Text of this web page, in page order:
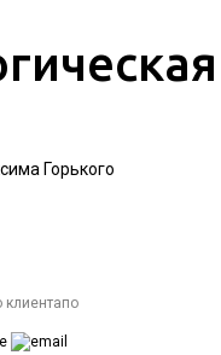
Горького
клиентапо